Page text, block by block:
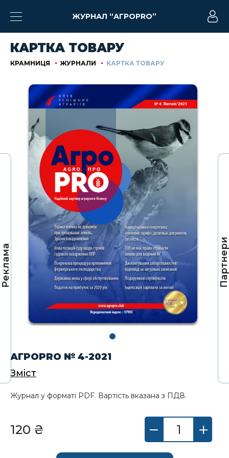
Реклама Партнери
ЖУРНАЛ “АГРОPRO”
КАРТКА ТОВАРУ
КРАМНИЦЯ ЖУРНАЛИ КАРТКА ТОВАРУ
АГРОPRO № 4-2021
Зміст
Журнал у форматі PDF. Вартість вказана з ПДВ.
120 ₴